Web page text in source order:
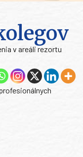
v areáli rezortu